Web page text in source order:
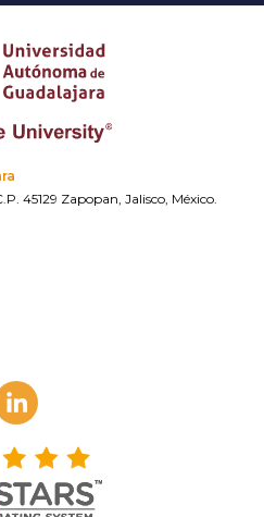
45129 Zapopan, Jalisco, México.